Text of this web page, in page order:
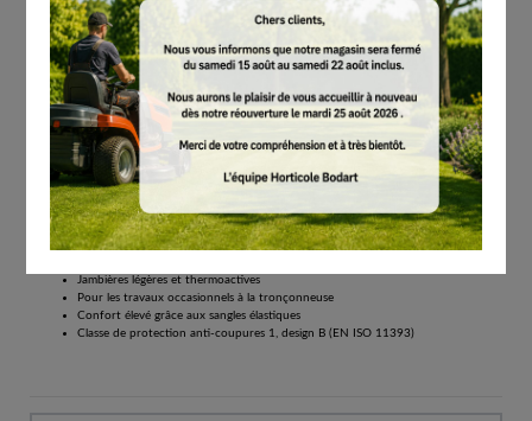
Jambières, FUNCTION Core, 100 cm
# 00885210404
Pantalons de travail
131.00
Tous les prix comprennent la TVA de 21%.
Réserver
Jambières FUNCTION Core 270 s’enfilent en deux temps trois mouvements pour une
protection optimale
Jambières légères et thermoactives
Pour les travaux occasionnels à la tronçonneuse
Confort élevé grâce aux sangles élastiques
Classe de protection anti-coupures 1, design B (EN ISO 11393)